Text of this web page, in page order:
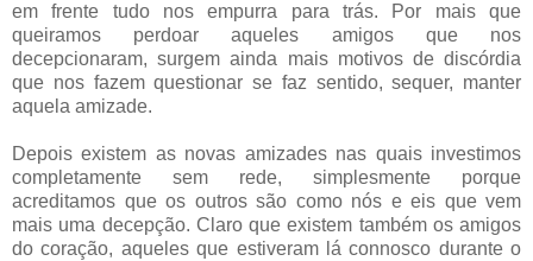
em frente tudo nos empurra para trás. Por mais que
queiramos perdoar aqueles amigos que nos
decepcionaram, surgem ainda mais motivos de discórdia
que nos fazem questionar se faz sentido, sequer, manter
aquela amizade.
Depois existem as novas amizades nas quais investimos
completamente sem rede, simplesmente porque
acreditamos que os outros são como nós e eis que vem
mais uma decepção. Claro que existem também os amigos
do coração, aqueles que estiveram lá connosco durante o